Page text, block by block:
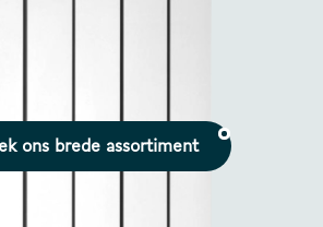
ons brede assortiment